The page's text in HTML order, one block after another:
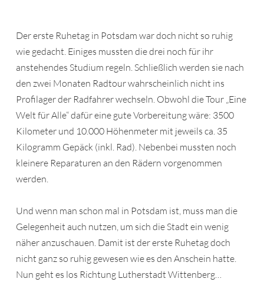
Der erste Ruhetag in Potsdam war doch nicht so ruhig
wie gedacht. Einiges mussten die drei noch für ihr
anstehendes Studium regeln. Schließlich werden sie nach
den zwei Monaten Radtour wahrscheinlich nicht ins
Profilager der Radfahrer wechseln. Obwohl die Tour „Eine
Welt für Alle“ dafür eine gute Vorbereitung wäre: 3500
Kilometer und 10.000 Höhenmeter mit jeweils ca. 35
Kilogramm Gepäck (inkl. Rad). Nebenbei mussten noch
kleinere Reparaturen an den Rädern vorgenommen
werden.
Und wenn man schon mal in Potsdam ist, muss man die
Gelegenheit auch nutzen, um sich die Stadt ein wenig
näher anzuschauen. Damit ist der erste Ruhetag doch
nicht ganz so ruhig gewesen wie es den Anschein hatte.
Nun geht es los Richtung Lutherstadt Wittenberg…